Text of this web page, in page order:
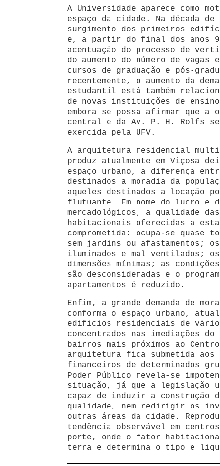
A Universidade aparece como
espaço da cidade. Na década
surgimento dos primeiros
e, a partir do final dos anos
acentuação do processo de
do aumento do número de vagas
cursos de graduação e pós-
recentemente, o aumento da
estudantil está também
de novas instituições de
embora se possa afirmar que a
central e da Av. P. H. Rolfs se
exercida pela UFV.
A arquitetura residencial
produz atualmente em Viçosa
espaço urbano, a diferença
destinados a moradia da
aqueles destinados a locação
flutuante. Em nome do lucro e
mercadológicos, a qualidade
habitacionais oferecidas a
comprometida: ocupa-se quase
sem jardins ou afastamentos;
iluminados e mal ventilados; os
dimensões mínimas; as
são desconsideradas e o
apartamentos é reduzido.
Enfim, a grande demanda de
conforma o espaço urbano,
edifícios residenciais de
concentrados nas imediações do
bairros mais próximos ao
arquitetura fica submetida aos
financeiros de determinados
Poder Público revela-se
situação, já que a legislação
capaz de induzir a construção
qualidade, nem redirigir os
outras áreas da cidade.
tendência observável em
porte, onde o fator
terra e determina o tipo e